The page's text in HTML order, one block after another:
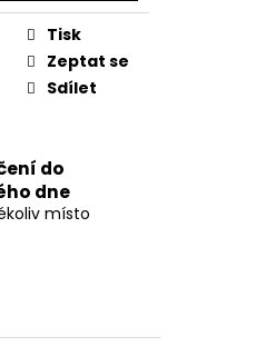
Tisk
Zeptat se
Sdílet
do
dne
místo